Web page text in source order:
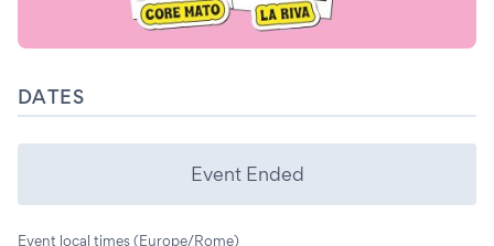
DATES
Event Ended
Event local times (Europe/Rome)